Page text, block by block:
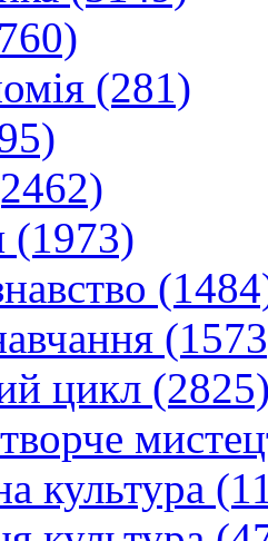
(281)
(1973)
цикл
культура